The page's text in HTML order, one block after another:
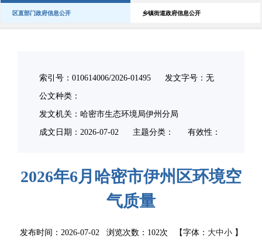
区直部门政府信息公开 乡镇街道政府信息公开
索引号：010614006/2026-01495 发文字号：无
公文种类：
发文机关：哈密市生态环境局伊州分局
成文日期： 2026-07-02 主题分类： 有效性：
2026年6月哈密市伊州区环境空
气质量
发布时间：2026-07-02 浏览次数： 102次 【字体： 大中小】